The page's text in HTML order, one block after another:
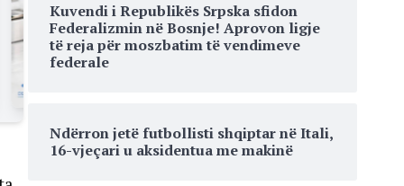
Kuvendi i Republikës Srpska sfidon
Federalizmin në Bosnje! Aprovon ligje
të reja për moszbatim të vendimeve
federale
Ndërron jetë futbollisti shqiptar në Itali,
16-vjeçari u aksidentua me makinë